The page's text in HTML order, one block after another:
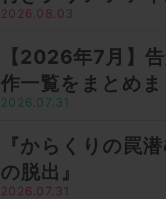
2026.08.03
【2026年7月】
作一覧をまとめ
2026.07.31
『からくりの罠
の脱出』
2026.07.31